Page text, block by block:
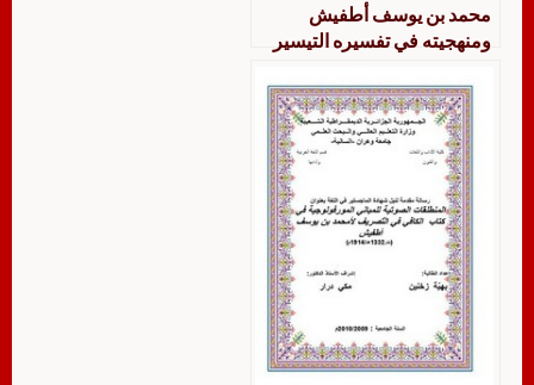
محمد بن يوسف أطفيش
ومنهجيته في تفسيره التيسير